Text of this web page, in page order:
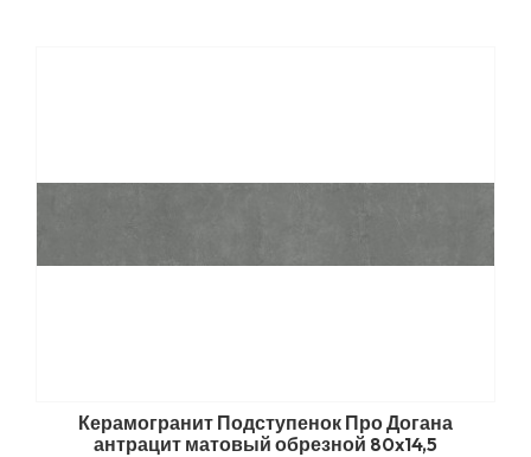
Керамогранит Подступенок Про Догана
антрацит матовый обрезной 80x14,5